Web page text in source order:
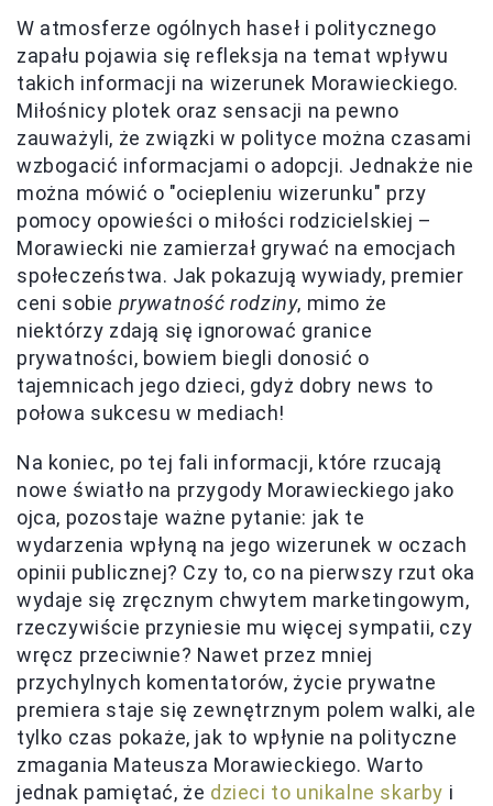
W atmosferze ogólnych haseł i politycznego
zapału pojawia się refleksja na temat wpływu
takich informacji na wizerunek Morawieckiego.
Miłośnicy plotek oraz sensacji na pewno
zauważyli, że związki w polityce można czasami
wzbogacić informacjami o adopcji. Jednakże nie
można mówić o "ociepleniu wizerunku" przy
pomocy opowieści o miłości rodzicielskiej –
Morawiecki nie zamierzał grywać na emocjach
społeczeństwa. Jak pokazują wywiady, premier
ceni sobie prywatność rodziny, mimo że
niektórzy zdają się ignorować granice
prywatności, bowiem biegli donosić o
tajemnicach jego dzieci, gdyż dobry news to
połowa sukcesu w mediach!
Na koniec, po tej fali informacji, które rzucają
nowe światło na przygody Morawieckiego jako
ojca, pozostaje ważne pytanie: jak te
wydarzenia wpłyną na jego wizerunek w oczach
opinii publicznej? Czy to, co na pierwszy rzut oka
wydaje się zręcznym chwytem marketingowym,
rzeczywiście przyniesie mu więcej sympatii, czy
wręcz przeciwnie? Nawet przez mniej
przychylnych komentatorów, życie prywatne
premiera staje się zewnętrznym polem walki, ale
tylko czas pokaże, jak to wpłynie na polityczne
zmagania Mateusza Morawieckiego. Warto
jednak pamiętać, że dzieci to unikalne skarby i